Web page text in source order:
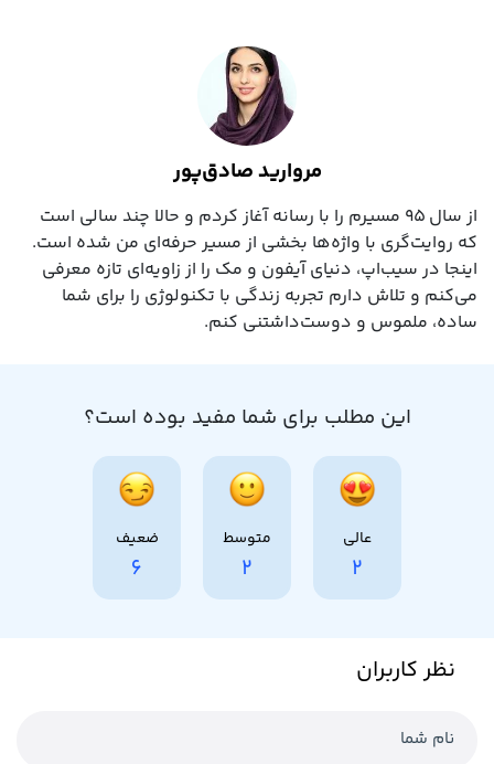
مروارید صادق‌پور
از سال ۹۵ مسیرم را با رسانه آغاز کردم و حالا چند سالی است
که روایت‌گری با واژه‌ها بخشی از مسیر حرفه‌ای‌ من شده است.
اینجا در سیب‌اپ، دنیای آیفون و مک را از زاویه‌ای تازه معرفی
می‌کنم و تلاش دارم تجربه زندگی با تکنولوژی را برای شما
ساده، ملموس و دوست‌داشتنی کنم.
این مطلب برای شما مفید بوده است؟
عالی
2
متوسط
2
ضعیف
6
نظر کاربران